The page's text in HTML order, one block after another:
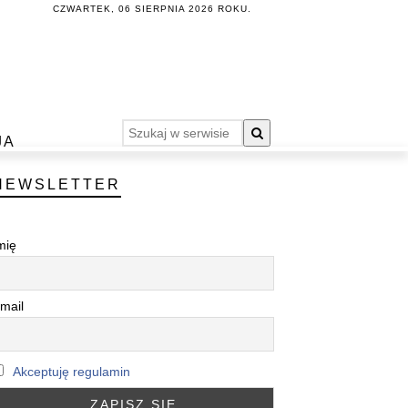
CZWARTEK, 06 SIERPNIA 2026 ROKU.
Akceptuję regulamin